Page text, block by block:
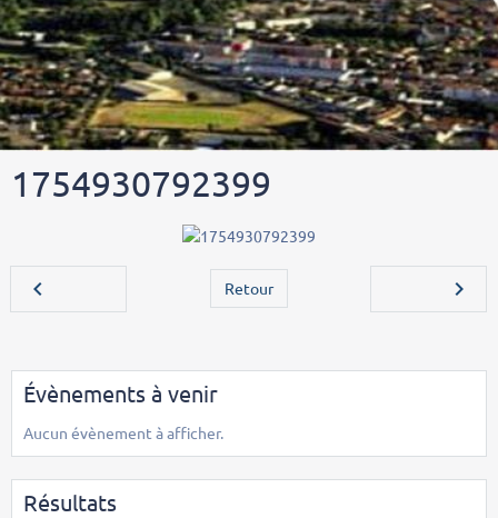
1754930792399
Retour
Évènements à venir
Aucun évènement à afficher.
Résultats